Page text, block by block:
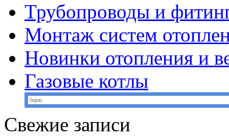
Трубопроводы и
Монтаж систем
Новинки отопления и
Газовые котлы
Свежие записи